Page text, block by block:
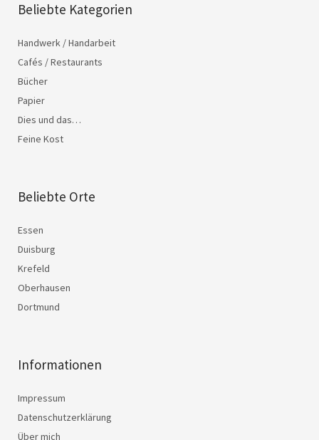
Beliebte Kategorien
Handwerk / Handarbeit
Cafés / Restaurants
Bücher
Papier
Dies und das…
Feine Kost
Beliebte Orte
Essen
Duisburg
Krefeld
Oberhausen
Dortmund
Informationen
Impressum
Datenschutzerklärung
Über mich